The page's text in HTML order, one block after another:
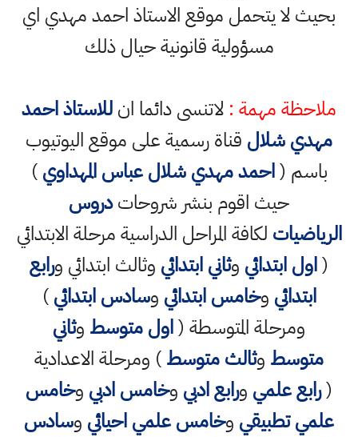
بحيث لا يتحمل موقع الاستاذ احمد مهدي اي
مسؤولية قانونية حيال ذلك
ملاحظة مهمة : لاتنسى دائما انللاستاذ احمد
مهدي شلال قناة رسمية على موقع اليوتيوب
باسم (احمد مهدي شلال عباس المهداوي)
حيث اقوم بنشر شروحاتدروس
الرياضيات لكافة المراحل الدراسية مرحلة الابتدائي
(اول ابتدائي وثاني ابتدائي وثالث ابتدائي ورابع
ابتدائي وخامس ابتدائي وسادس ابتدائي)
ومرحلة المتوسطة (اول متوسط وثاني
متوسط وثالث متوسط) ومرحلة الاعدادية
(رابع علمي ورابع ادبي وخامس ادبي وخامس
علمي تطبيقي وخامس علمي احيائي وسادس